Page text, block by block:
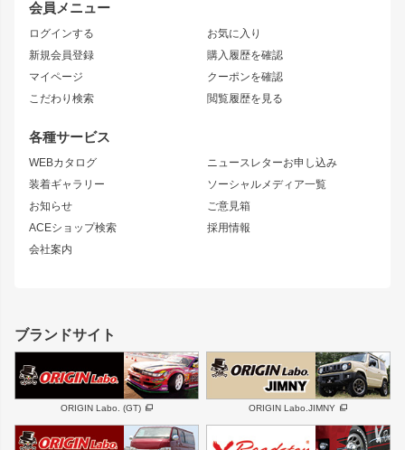
会員メニュー
ログインする
新規会員登録
マイページ
こだわり検索
お気に入り
購入履歴を確認
クーポンを確認
閲覧履歴を見る
各種サービス
WEBカタログ
装着ギャラリー
お知らせ
ACEショップ検索
会社案内
ニュースレターお申し込み
ソーシャルメディア一覧
ご意見箱
採用情報
トレノ
マークX
ニッサン
S15 シルビア
S14 シルビア 後期
S13 シルビア
180SX
シルエイティ
ワンビア
ローレル
セフィーロ
キャラバン
スズキ
GS350
SC
スバル 三菱
デリカ D:5
軽自動車 汎用
リアウイング
ジムニーパーツ
ホイール
MUD-S7
MUD-SR7
まつど家 鉄漢
ボンネット
フェンダー
サイドパーツ
リアゲート
メンテナンスパーツ
ハイエースパーツ
ホイール
ブランドサイト
ORIGIN Labo. (GT) ORIGIN Labo.JIMNY